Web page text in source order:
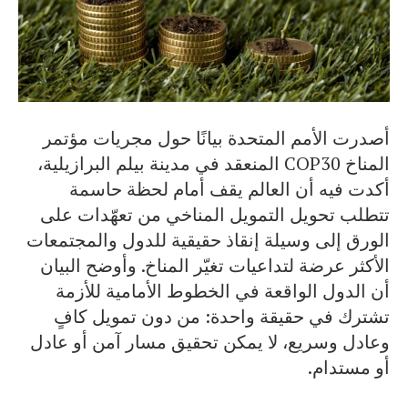
أصدرت الأمم المتحدة بيانًا حول مجريات مؤتمر
المناخ COP30 المنعقد في مدينة بيلم البرازيلية،
أكدت فيه أن العالم يقف أمام لحظة حاسمة
تتطلب تحويل التمويل المناخي من تعهّدات على
الورق إلى وسيلة إنقاذ حقيقية للدول والمجتمعات
الأكثر عرضة لتداعيات تغيّر المناخ. وأوضح البيان
أن الدول الواقعة في الخطوط الأمامية للأزمة
تشترك في حقيقة واحدة: من دون تمويل كافٍ
وعادل وسريع، لا يمكن تحقيق مسار آمن أو عادل
أو مستدام.